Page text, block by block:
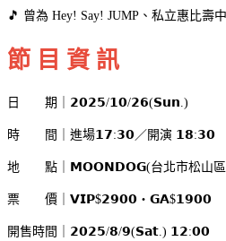
🎵 曾為 Hey! Say! JUMP、私立惠比壽
節 目 資 訊
日 期｜ 𝟮𝟬𝟮𝟱/𝟭𝟬/𝟮𝟲(𝗦𝘂𝗻.)
時 間｜ 進場𝟭𝟳:𝟯𝟬 ／開演 𝟭𝟴:𝟯𝟬
地 點｜ 𝗠𝗢𝗢𝗡𝗗𝗢𝗚(台北市松山區
票 價｜ 𝗩𝗜𝗣$𝟮𝟵𝟬𝟬・𝗚𝗔$𝟭𝟵𝟬𝟬
開售時間｜ 𝟮𝟬𝟮𝟱/𝟴/𝟵(𝗦𝗮𝘁.) 𝟭𝟮:𝟬𝟬